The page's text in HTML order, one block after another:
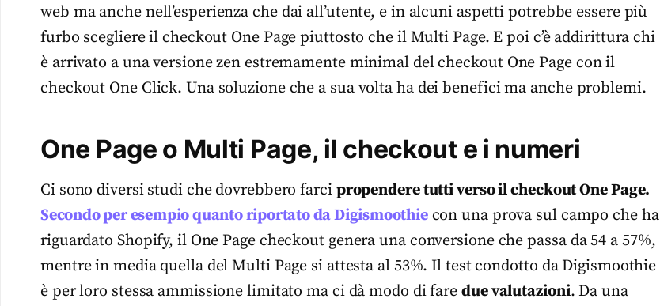
web ma anche nell’esperienza che dai all’utente, e in alcuni aspetti potrebbe essere più
furbo scegliere il checkout One Page piuttosto che il Multi Page. E poi c’è addirittura chi
è arrivato a una versione zen estremamente minimal del checkout One Page con il
checkout One Click. Una soluzione che a sua volta ha dei benefici ma anche problemi.
One Page o Multi Page, il checkout e i numeri
Ci sono diversi studi che dovrebbero farci propendere tutti verso il checkout One Page.
Secondo per esempio quanto riportato da Digismoothiecon una prova sul campo che ha
riguardato Shopify, il One Page checkout genera una conversione che passa da 54 a 57%,
mentre in media quella del Multi Page si attesta al 53%. Il test condotto da Digismoothie
è per loro stessa ammissione limitato ma ci dà modo di fare due valutazioni. Da una